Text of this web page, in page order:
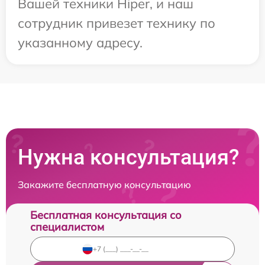
Вашей техники Hiper, и наш
сотрудник привезет технику по
указанному адресу.
Нужна консультация?
Закажите бесплатную консультацию
Бесплатная консультация со
специалистом